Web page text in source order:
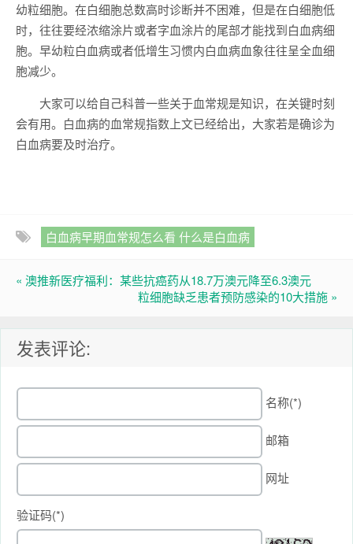
幼粒细胞。在白细胞总数高时诊断并不困难，但是在白细胞低
时，往往要经浓缩涂片或者字血涂片的尾部才能找到白血病细
胞。早幼粒白血病或者低增生习惯内白血病血象往往呈全血细
胞减少。
大家可以给自己科普一些关于血常规是知识，在关键时刻
会有用。白血病的血常规指数上文已经给出，大家若是确诊为
白血病要及时治疗。
白血病早期血常规怎么看 什么是白血病
« 澳推新医疗福利：某些抗癌药从18.7万澳元降至6.3澳元
粒细胞缺乏患者预防感染的10大措施 »
发表评论:
名称(*)
邮箱
网址
验证码(*)